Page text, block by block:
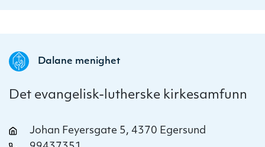
Dalane menighet
Det evangelisk-lutherske kirkesamfunn
Johan Feyersgate 5, 4370 Egersund